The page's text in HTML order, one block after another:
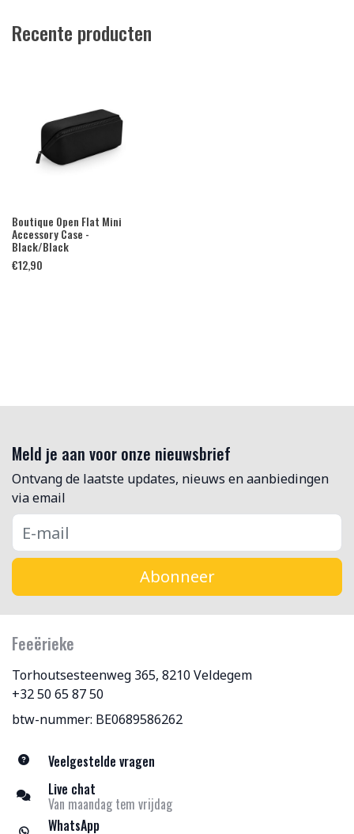
Recente producten
Boutique Open Flat Mini
Accessory Case -
Black/Black
€12,90
Meld je aan voor onze nieuwsbrief
Ontvang de laatste updates, nieuws en aanbiedingen
via email
Abonneer
Feeërieke
Torhoutsesteenweg 365, 8210 Veldegem
+32 50 65 87 50
btw-nummer: BE0689586262
Veelgestelde vragen
Live chat
Van maandag tem vrijdag
WhatsApp